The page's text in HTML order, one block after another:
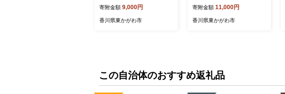
くだもの 果実 旬の果物 旬
のフルーツ 香川 香川県 東
寄附金額 9,000円
香川県東かがわ市
旬の果物 旬のフルーツ 香川
香川県 東かがわ市
寄附金額 11,000円
香川県東かがわ市
この自治体のおすすめ返礼品